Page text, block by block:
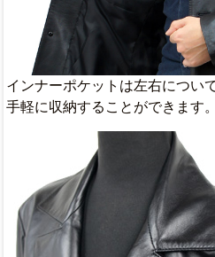
インナーポケットは左右につい
手軽に収納することができます。